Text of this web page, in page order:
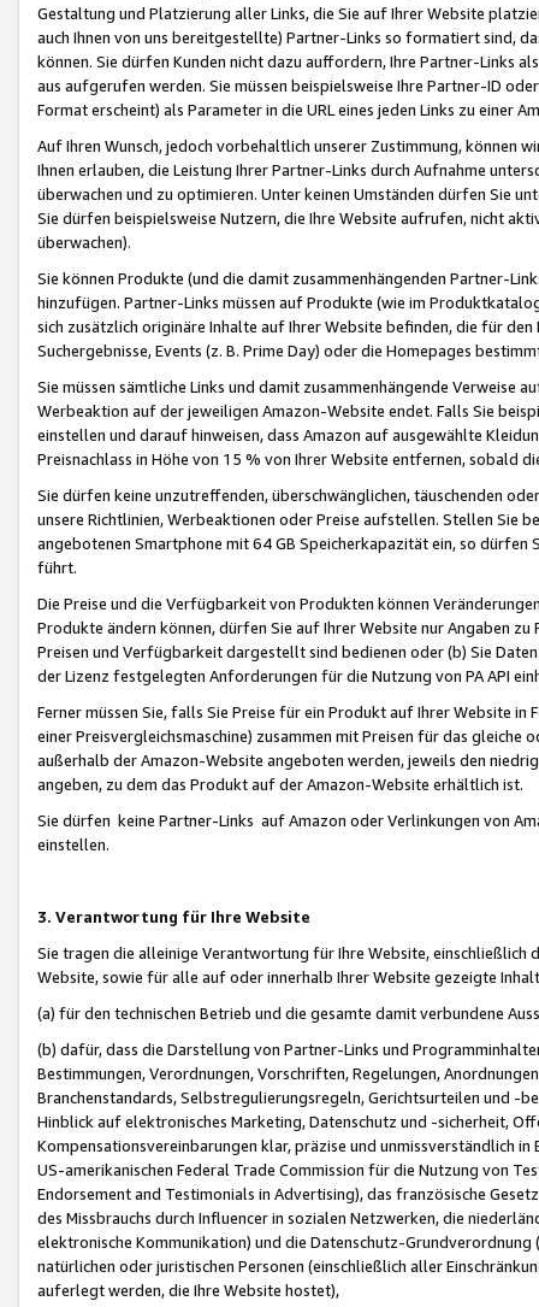
Gestaltung und Platzierung aller Links, die Sie auf Ihrer Website
auch Ihnen von uns bereitgestellte) Partner-Links so formatiert sind,
können. Sie dürfen Kunden nicht dazu auffordern, Ihre Partner-Links
aus aufgerufen werden. Sie müssen beispielsweise Ihre Partner-ID
Format erscheint) als Parameter in die URL eines jeden Links zu einer
Auf Ihren Wunsch, jedoch vorbehaltlich unserer Zustimmung, können
Ihnen erlauben, die Leistung Ihrer Partner-Links durch Aufnahme
überwachen und zu optimieren. Unter keinen Umständen dürfen Sie
Sie dürfen beispielsweise Nutzern, die Ihre Website aufrufen, nicht
überwachen).
Sie können Produkte (und die damit zusammenhängenden Partner-
hinzufügen. Partner-Links müssen auf Produkte (wie im
sich zusätzlich originäre Inhalte auf Ihrer Website befinden, die für
Suchergebnisse, Events (z. B. Prime Day) oder die Homepages
Sie müssen sämtliche Links und damit zusammenhängende
Werbeaktion auf der jeweiligen Amazon-Website endet. Falls Sie
einstellen und darauf hinweisen, dass Amazon auf ausgewählte
Preisnachlass in Höhe von 15 % von Ihrer Website entfernen, sobald
Sie dürfen keine unzutreffenden, überschwänglichen, täuschenden
unsere Richtlinien, Werbeaktionen oder Preise aufstellen. Stellen Sie
angebotenen Smartphone mit 64 GB Speicherkapazität ein, so dürfen
führt.
Die Preise und die Verfügbarkeit von Produkten können
Produkte ändern können, dürfen Sie auf Ihrer Website nur Angaben
Preisen und Verfügbarkeit dargestellt sind bedienen oder (b) Sie
der Lizenz festgelegten Anforderungen für die Nutzung von PA API
Ferner müssen Sie, falls Sie Preise für ein Produkt auf Ihrer Website
einer Preisvergleichsmaschine) zusammen mit Preisen für das
außerhalb der Amazon-Website angeboten werden, jeweils den
angeben, zu dem das Produkt auf der Amazon-Website erhältlich ist.
Sie dürfen keine Partner-Links auf Amazon oder Verlinkungen von
einstellen.
3. Verantwortung für Ihre Website
Sie tragen die alleinige Verantwortung für Ihre Website,
Website, sowie für alle auf oder innerhalb Ihrer Website gezeigte
(a) für den technischen Betrieb und die gesamte damit verbundene
(b) dafür, dass die Darstellung von Partner-Links und
Bestimmungen, Verordnungen, Vorschriften, Regelungen,
Branchenstandards, Selbstregulierungsregeln, Gerichtsurteilen und -
Hinblick auf elektronisches Marketing, Datenschutz und -sicherheit,
Kompensationsvereinbarungen klar, präzise und unmissverständlich
US-amerikanischen Federal Trade Commission für die Nutzung von
Endorsement and Testimonials in Advertising), das französische
des Missbrauchs durch Influencer in sozialen Netzwerken, die
elektronische Kommunikation) und die Datenschutz-
natürlichen oder juristischen Personen (einschließlich aller
auferlegt werden, die Ihre Website hostet),